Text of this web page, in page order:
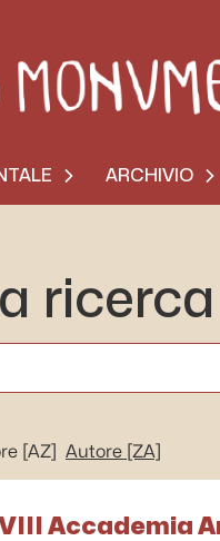
ARCHIVIO
ricerca
[AZ] Autore [ZA]
Accademia